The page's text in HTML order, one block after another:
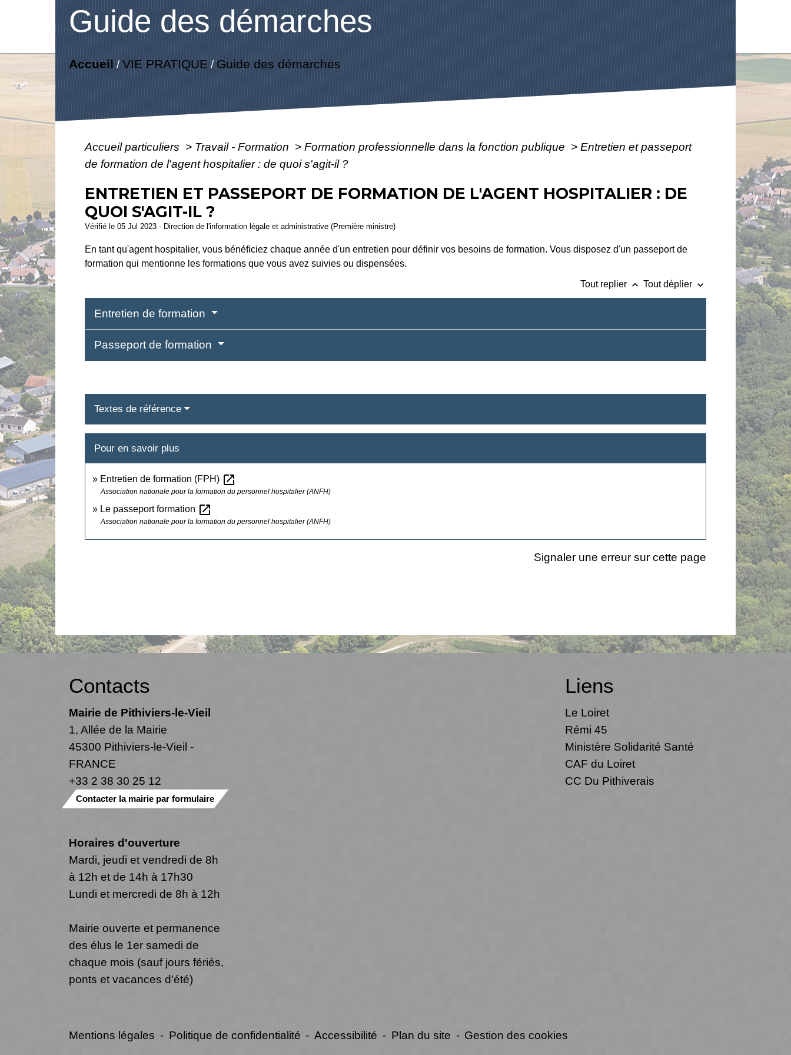
Guide des démarches
Accueil /VIE PRATIQUE/ Guide des démarches
Accueil particuliers > Travail - Formation > Formation professionnelle dans la fonction publique > Entretien et passeport
de formation de l'agent hospitalier : de quoi s'agit-il ?
ENTRETIEN ET PASSEPORT DE FORMATION DE L'AGENT HOSPITALIER : DE
QUOI S'AGIT-IL ?
Vérifié le 05 Jul 2023 - Direction de l'information légale et administrative (Première ministre)
En tant qu'agent hospitalier, vous bénéficiez chaque année d'un entretien pour définir vos besoins de formation. Vous disposez d'un passeport de
formation qui mentionne les formations que vous avez suivies ou dispensées.
Tout replier keyboard_arrow_up Tout déplier keyboard_arrow_down
Entretien de formation
Passeport de formation
Textes de référence
Pour en savoir plus
Entretien de formation (FPH) open_in_new
Association nationale pour la formation du personnel hospitalier (ANFH)
Le passeport formation open_in_new
Association nationale pour la formation du personnel hospitalier (ANFH)
Signaler une erreur sur cette page
Contacts
Mairie de Pithiviers-le-Vieil
1, Allée de la Mairie
45300 Pithiviers-le-Vieil -
FRANCE
+33 2 38 30 25 12
Contacter la mairie par formulaire
Horaires d'ouverture
Mardi, jeudi et vendredi de 8h
à 12h et de 14h à 17h30
Lundi et mercredi de 8h à 12h
Mairie ouverte et permanence
des élus le 1er samedi de
chaque mois (sauf jours fériés,
ponts et vacances d'été)
Liens
Le Loiret
Rémi 45
Ministère Solidarité Santé
CAF du Loiret
CC Du Pithiverais
Mentions légales - Politique de confidentialité - Accessibilité - Plan du site - Gestion des cookies